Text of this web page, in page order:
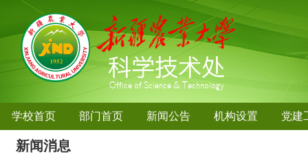
学校首页 部门首页 新闻公告 机构设置 党建
新闻消息